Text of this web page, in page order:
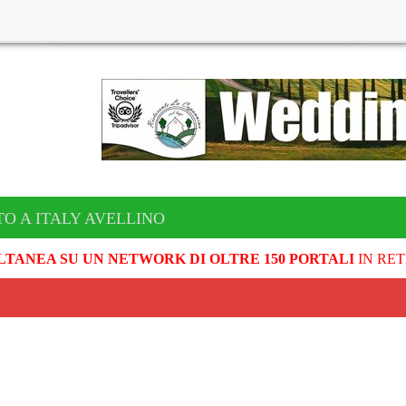
A ITALY AVELLINO
SU UN NETWORK DI OLTRE 150 PORTALIIN